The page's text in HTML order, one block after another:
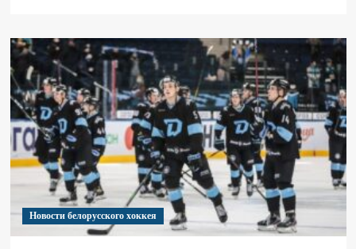
Новости белорусского хоккея